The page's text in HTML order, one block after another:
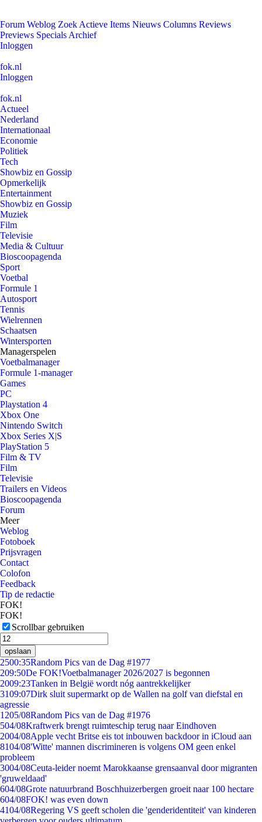
Forum Weblog Zoek Actieve Items Nieuws Columns Reviews
Previews Specials Archief
Inloggen
fok.nl
Inloggen
fok.nl
Actueel
Nederland
Internationaal
Economie
Politiek
Tech
Showbiz en Gossip
Opmerkelijk
Entertainment
Showbiz en Gossip
Muziek
Film
Televisie
Media & Cultuur
Bioscoopagenda
Sport
Voetbal
Formule 1
Autosport
Tennis
Wielrennen
Schaatsen
Wintersporten
Managerspelen
Voetbalmanager
Formule 1-manager
Games
PC
Playstation 4
Xbox One
Nintendo Switch
Xbox Series X|S
PlayStation 5
Film & TV
Film
Televisie
Trailers en Videos
Bioscoopagenda
Forum
Meer
Weblog
Fotoboek
Prijsvragen
Contact
Colofon
Feedback
Tip de redactie
FOK!
FOK!
Scrollbar gebruiken
opslaan
2500:35Random Pics van de Dag #1977
209:50De FOK!Voetbalmanager 2026/2027 is begonnen
2009:23Tanken in België wordt nóg aantrekkelijker
3109:07Dirk sluit supermarkt op de Wallen na golf van diefstal en
agressie
1205/08Random Pics van de Dag #1976
504/08Kraftwerk brengt ruimteschip terug naar Eindhoven
2004/08Apple vecht Britse eis tot inbouwen backdoor in iCloud aan
8104/08'Witte' mannen discrimineren is volgens OM geen enkel
probleem
3004/08Ceuta-leider noemt Marokkaanse grensaanval door migranten
'gruweldaad'
604/08Grote natuurbrand Boschhuizerbergen groeit naar 100 hectare
604/08FOK! was even down
4104/08Regering VS geeft scholen die 'genderidentiteit' van kinderen